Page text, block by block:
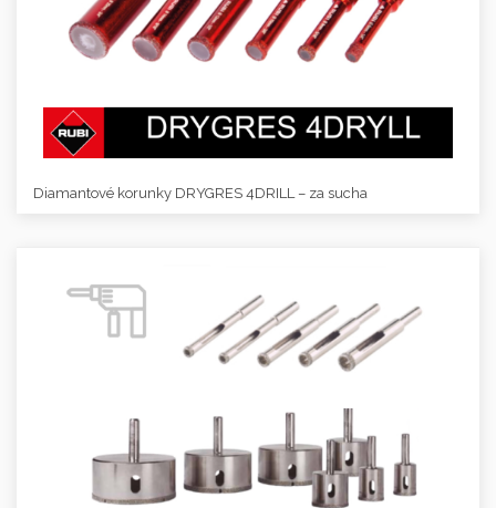
Diamantové korunky DRYGRES 4DRILL – za sucha